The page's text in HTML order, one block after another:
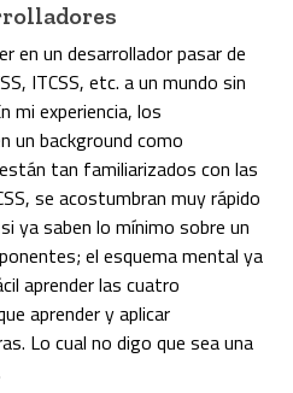
en un desarrollador pasar de
ITCSS, etc. a un mundo sin
mi experiencia, los
un background como
tan familiarizados con las
se acostumbran muy rápido
ya saben lo mínimo sobre un
el esquema mental ya
aprender las cuatro
aprender y aplicar
Lo cual no digo que sea una